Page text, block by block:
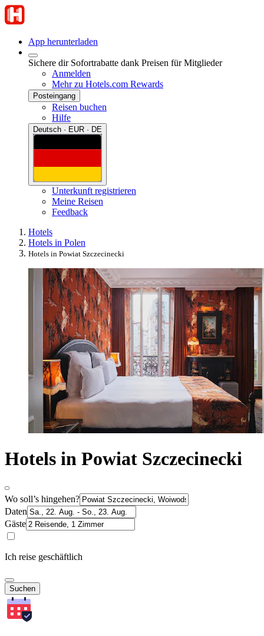
App herunterladen
Sichere dir Sofortrabatte dank Preisen für Mitglieder
Anmelden
Mehr zu Hotels.com Rewards
Posteingang
Reisen buchen
Hilfe
Deutsch · EUR · DE
Unterkunft registrieren
Meine Reisen
Feedback
Hotels
Hotels in Polen
Hotels in Powiat Szczecinecki
Hotels in Powiat Szczecinecki
Wo soll’s hingehen?
Daten
Gäste
Ich reise geschäftlich
Suchen